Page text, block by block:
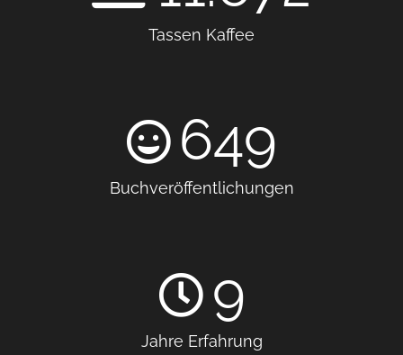
Tassen Kaffee
649
Buchveröffentlichungen
9
Jahre Erfahrung